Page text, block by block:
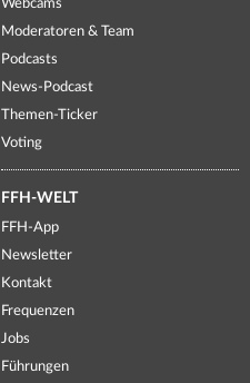
Webcams
Moderatoren & Team
Podcasts
News-Podcast
Themen-Ticker
Voting
FFH-WELT
FFH-App
Newsletter
Kontakt
Frequenzen
Jobs
Führungen